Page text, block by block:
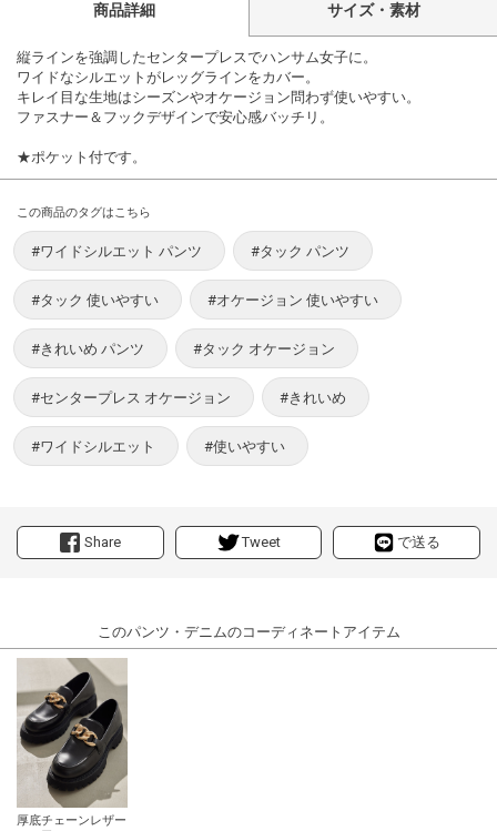
Share Tweet で送る
商品詳細 サイズ・素材
縦ラインを強調したセンタープレスでハンサム女子に。
ワイドなシルエットがレッグラインをカバー。
キレイ目な生地はシーズンやオケージョン問わず使いやすい。
ファスナー＆フックデザインで安心感バッチリ。
★ポケット付です。
この商品のタグはこちら
#ワイドシルエット パンツ #タック パンツ
#タック 使いやすい #オケージョン 使いやすい
#きれいめ パンツ #タック オケージョン
#センタープレス オケージョン #きれいめ
#ワイドシルエット #使いやすい
このパンツ・デニムのコーディネートアイテム
厚底チェーンレザー